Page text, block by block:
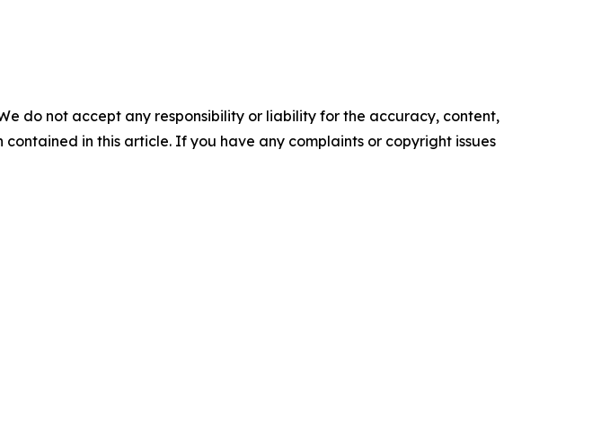
do not accept any responsibility or liability for the accuracy, content,
in this article. If you have any complaints or copyright issues